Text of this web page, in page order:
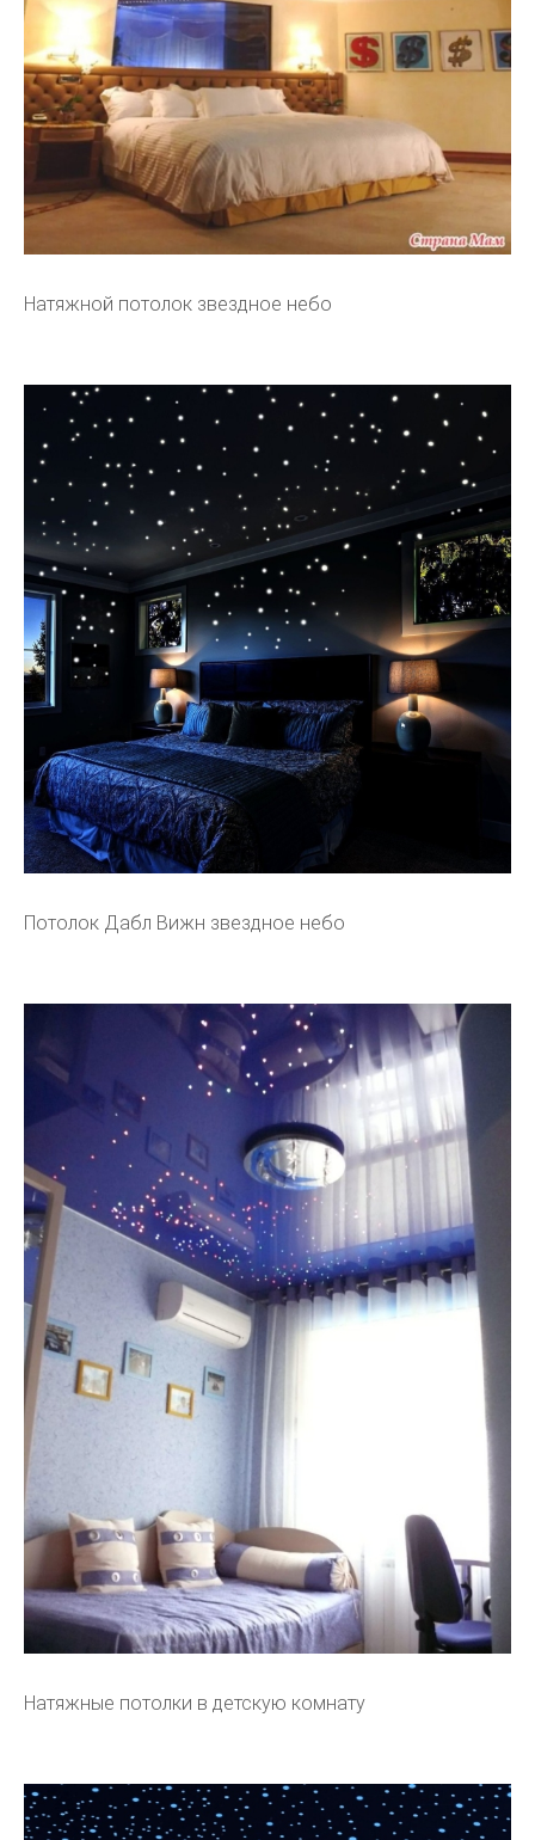
Натяжной потолок звездное небо
Потолок Дабл Вижн звездное небо
Натяжные потолки в детскую комнату